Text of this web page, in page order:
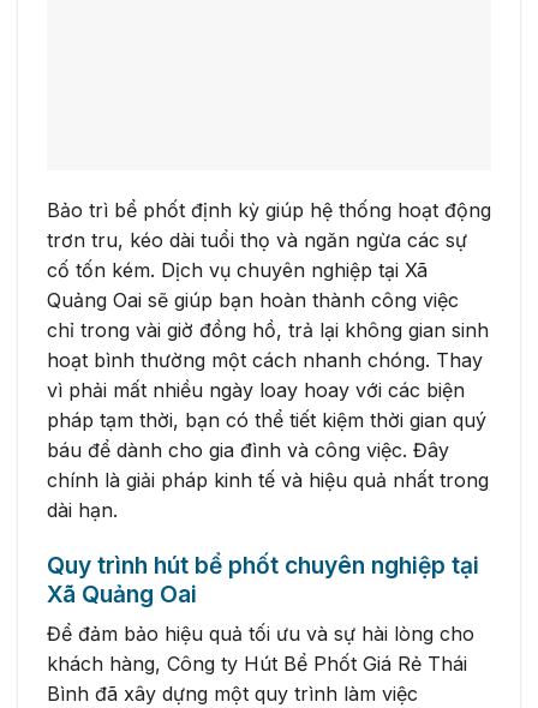
Bảo trì bể phốt định kỳ giúp hệ thống hoạt động
trơn tru, kéo dài tuổi thọ và ngăn ngừa các sự
cố tốn kém. Dịch vụ chuyên nghiệp tại Xã
Quảng Oai sẽ giúp bạn hoàn thành công việc
chỉ trong vài giờ đồng hồ, trả lại không gian sinh
hoạt bình thường một cách nhanh chóng. Thay
vì phải mất nhiều ngày loay hoay với các biện
pháp tạm thời, bạn có thể tiết kiệm thời gian quý
báu để dành cho gia đình và công việc. Đây
chính là giải pháp kinh tế và hiệu quả nhất trong
dài hạn.
Quy trình hút bể phốt chuyên nghiệp tại
Xã Quảng Oai
Để đảm bảo hiệu quả tối ưu và sự hài lòng cho
khách hàng, Công ty Hút Bể Phốt Giá Rẻ Thái
Bình đã xây dựng một quy trình làm việc